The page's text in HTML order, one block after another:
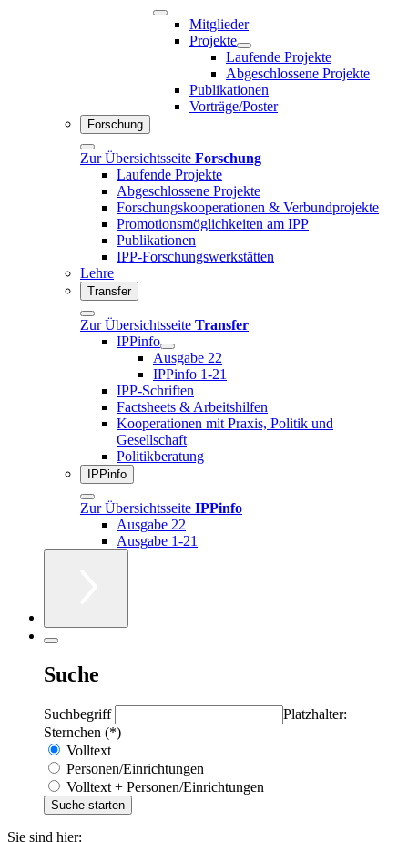
Mitglieder
Projekte
Laufende Projekte
Abgeschlossene Projekte
Publikationen
Vorträge/Poster
Forschung
Zur Übersichtsseite Forschung
Laufende Projekte
Abgeschlossene Projekte
Forschungskooperationen & Verbundprojekte
Promotionsmöglichkeiten am IPP
Publikationen
IPP-Forschungswerkstätten
Lehre
Transfer
Zur Übersichtsseite Transfer
IPPinfo
Ausgabe 22
IPPinfo 1-21
IPP-Schriften
Factsheets & Arbeitshilfen
Kooperationen mit Praxis, Politik und
Gesellschaft
Politikberatung
IPPinfo
Zur Übersichtsseite IPPinfo
Ausgabe 22
Ausgabe 1-21
Suche
Suchbegriff
Platzhalter:
Sternchen (*)
Volltext
Personen/Einrichtungen
Volltext + Personen/Einrichtungen
Sie sind hier: